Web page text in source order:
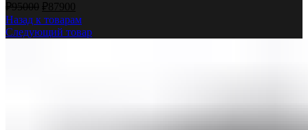
₽95000 ₽87900
Назад к товарам
Следующий товар